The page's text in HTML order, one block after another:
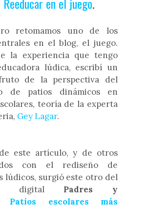
retomamos uno de los
en el blog, el juego.
la experiencia que tengo
lúdica, escribí un
de la perspectiva del
de patios dinámicos en
teoría de la experta
Gey Lagar.
este artículo, y de otros
con el rediseño de
lúdicos, surgió este otro del
digital Padres y
Patios escolares más